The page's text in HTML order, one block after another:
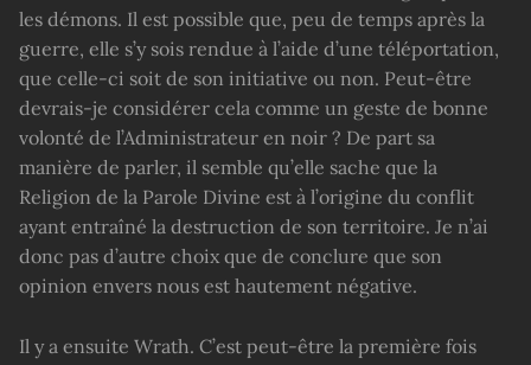
les démons. Il est possible que, peu de temps après la
guerre, elle s’y sois rendue à l’aide d’une téléportation,
que celle-ci soit de son initiative ou non. Peut-être
devrais-je considérer cela comme un geste de bonne
volonté de l’Administrateur en noir ? De part sa
manière de parler, il semble qu’elle sache que la
Religion de la Parole Divine est à l’origine du conflit
ayant entraîné la destruction de son territoire. Je n’ai
donc pas d’autre choix que de conclure que son
opinion envers nous est hautement négative.
Il y a ensuite Wrath. C’est peut-être la première fois